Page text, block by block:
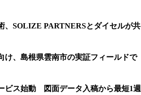
、SOLIZE PARTNERSとダイセルが共
け、島根県雲南市の実証フィールドで
ビス始動 図面データ入稿から最短1週